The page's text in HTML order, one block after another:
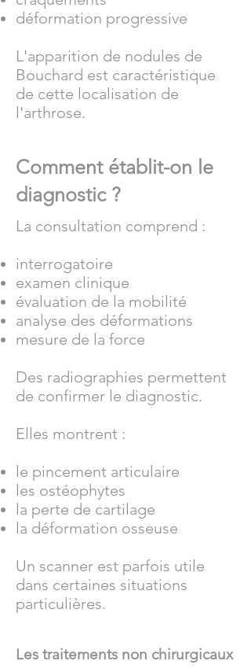
déformation progressive
L'apparition de nodules de
Bouchard est caractéristique
de cette localisation de
l'arthrose.
Comment établit-on le
diagnostic ?
La consultation comprend :
interrogatoire
examen clinique
évaluation de la mobilité
analyse des déformations
mesure de la force
Des radiographies permettent
de confirmer le diagnostic.
Elles montrent :
le pincement articulaire
les ostéophytes
la perte de cartilage
la déformation osseuse
Un scanner est parfois utile
dans certaines situations
particulières.
Les traitements non chirurgicaux